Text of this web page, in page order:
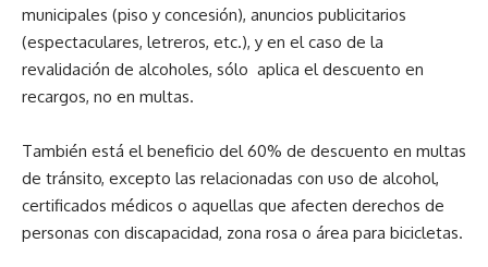
municipales (piso y concesión), anuncios publicitarios
(espectaculares, letreros, etc.), y en el caso de la
revalidación de alcoholes, sólo aplica el descuento en
recargos, no en multas.
También está el beneficio del 60% de descuento en multas
de tránsito, excepto las relacionadas con uso de alcohol,
certificados médicos o aquellas que afecten derechos de
personas con discapacidad, zona rosa o área para bicicletas.